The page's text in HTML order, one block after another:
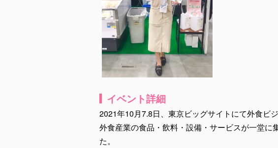
イベント詳細
2021年10月7.8日、東京ビッグサイトにて外食ビ
外食産業の食品・飲料・設備・サービスが一堂
た。